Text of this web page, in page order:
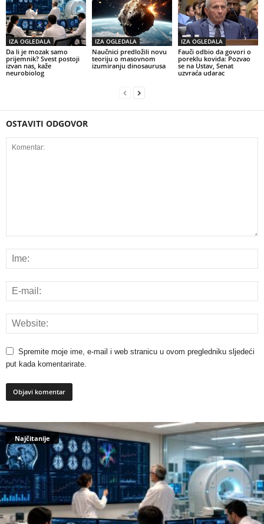
IZA OGLEDALA
Da li je mozak samo
prijemnik? Svest postoji
izvan nas, kaže
neurobiolog
IZA OGLEDALA
Naučnici predložili novu
teoriju o masovnom
izumiranju dinosaurusa
IZA OGLEDALA
Fauči odbio da govori o
poreklu kovida: Pozvao
se na Ustav, Senat
uzvraća udarac
OSTAVITI ODGOVOR
Spremite moje ime, e-mail i web stranicu u ovom pregledniku sljedeći
put kada komentarirate.
Najčitanije